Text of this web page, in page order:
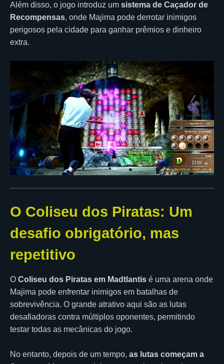
Além disso, o jogo introduz um sistema de Caçador de
Recompensas, onde Majima pode derrotar inimigos
perigosos pela cidade para ganhar prêmios e dinheiro
extra.
O Coliseu dos Piratas: Um
desafio obrigatório, mas
repetitivo
O Coliseu dos Piratas em Madtlantis é uma arena onde
Majima pode enfrentar inimigos em batalhas de
sobrevivência. O grande atrativo aqui são as lutas
desafiadoras contra múltiplos oponentes, permitindo
testar todas as mecânicas do jogo.
No entanto, depois de um tempo, as lutas começam a